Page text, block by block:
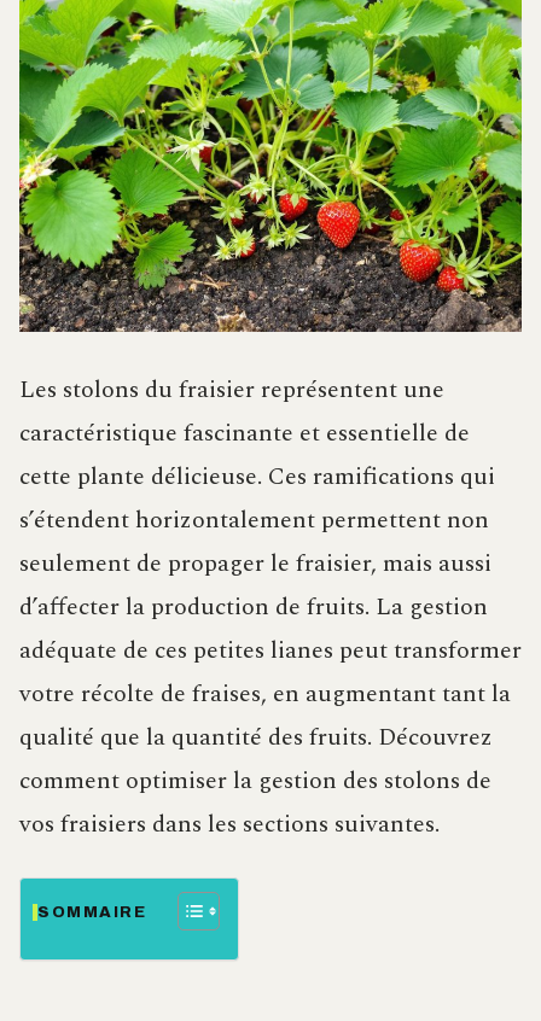
Les stolons du fraisier représentent une
caractéristique fascinante et essentielle de
cette plante délicieuse. Ces ramifications qui
s’étendent horizontalement permettent non
seulement de propager le fraisier, mais aussi
d’affecter la production de fruits. La gestion
adéquate de ces petites lianes peut transformer
votre récolte de fraises, en augmentant tant la
qualité que la quantité des fruits. Découvrez
comment optimiser la gestion des stolons de
vos fraisiers dans les sections suivantes.
SOMMAIRE